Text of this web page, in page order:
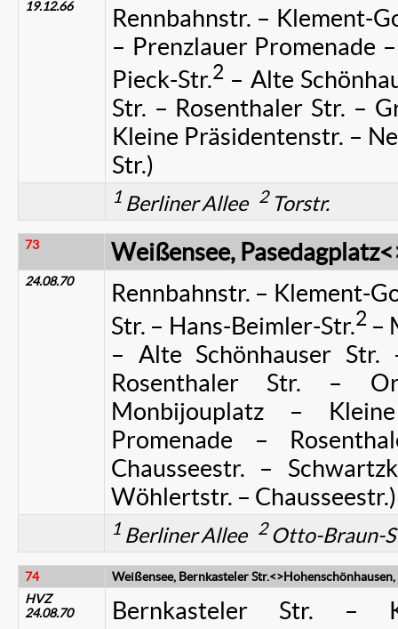
19.12.66
Rennbahnstr. – Klement-
– Prenzlauer Promenade
Pieck-Str.2 – Alte
Str. – Rosenthaler Str. –
Kleine Präsidentenstr. –
Str.)
1 Berliner Allee 2Torstr.
73 Weißensee,
24.08.70
Rennbahnstr. – Klement-
Str. – Hans-Beimler-Str.2–
– Alte Schönhauser Str.
Rosenthaler Str. –
Monbijouplatz –
Promenade –
Chausseestr. –
Wöhlertstr. – Chausseestr.)
1 Berliner Allee 2Otto-Braun-
74
Weißensee, Bernkasteler
HVZ
24.08.70
Bernkasteler Str. –